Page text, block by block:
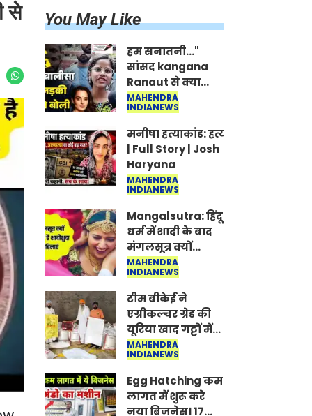
से
You May Like
हम सनातनी..."
सांसद kangana
Ranaut से क्या
बोली लड़की? Viral
Jantar-Mantar |
CJP protest
MAHENDRA
INDIANEWS
मनीषा हत्याकांड: हत्या, आत्महत्या या
| Full Story | Josh
Haryana
MAHENDRA
INDIANEWS
Mangalsutra: हिंदू
धर्म में शादी के बाद
मंगलसूत्र क्यों
पहनती है महिलाएं,
किसने शुरु की ये
परंपरा
MAHENDRA
INDIANEWS
टीम बीकेई ने
एग्रीकल्चर ग्रेड की
यूरिया खाद गट्टों में
बदलकर टेक्निकल
ग्रेड में बेचने वालों पर
करवाई कार्रवाई:
लखविंदर सिंह
औलख
MAHENDRA
INDIANEWS
Egg Hatching कम
लागत में शुरू करे
नया बिजनेस। 17